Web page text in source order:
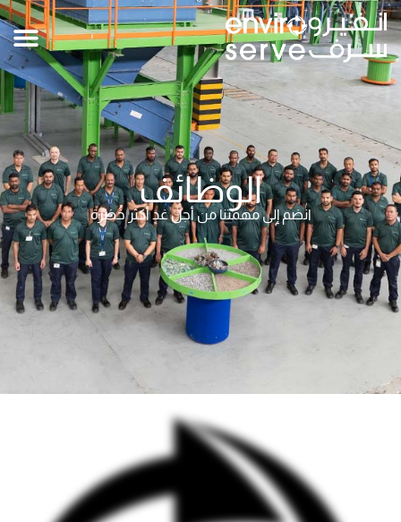
الوظائف
انضم إلى مهمتنا من أجل غدٍ أكثر خُضرة